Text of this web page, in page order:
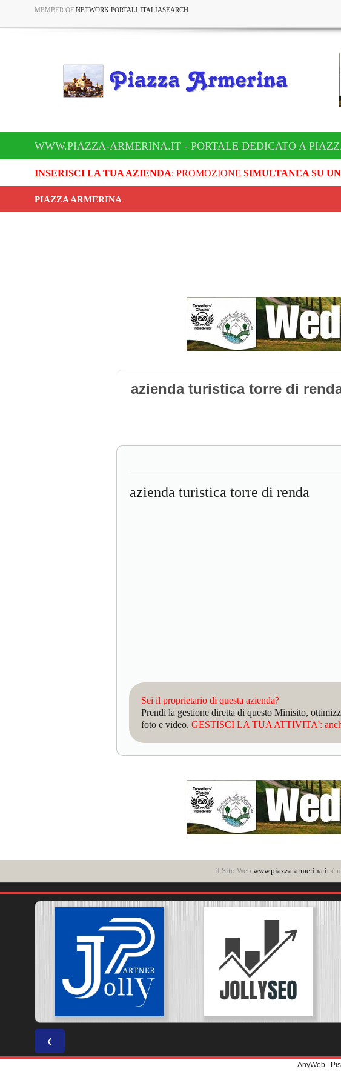
MEMBER OF NETWORK PORTALI ITALIASEARCH
WWW.PIAZZA-ARMERINA.IT - PORTALE DEDICATO A
INSERISCI LA TUA AZIENDA: PROMOZIONE SIMULTANEA SU
PIAZZA ARMERINA
azienda turistica torre di
azienda turistica torre di renda
Sei il proprietario di questa azienda?
Prendi la gestione diretta di questo Minisito,
foto e video. GESTISCI LA TUA ATTIVITA':
il Sito Web www.piazza-armerina.itè
❮
AnyWeb |